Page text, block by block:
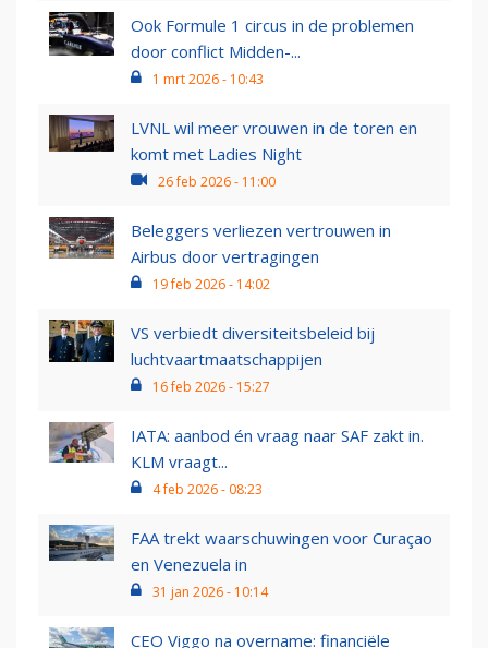
Ook Formule 1 circus in de problemen
door conflict Midden-...
1 mrt 2026 - 10:43
LVNL wil meer vrouwen in de toren en
komt met Ladies Night
26 feb 2026 - 11:00
Beleggers verliezen vertrouwen in
Airbus door vertragingen
19 feb 2026 - 14:02
VS verbiedt diversiteitsbeleid bij
luchtvaartmaatschappijen
16 feb 2026 - 15:27
IATA: aanbod én vraag naar SAF zakt in.
KLM vraagt...
4 feb 2026 - 08:23
FAA trekt waarschuwingen voor Curaçao
en Venezuela in
31 jan 2026 - 10:14
CEO Viggo na overname: financiële